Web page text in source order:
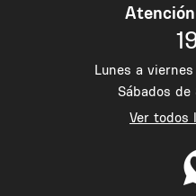
Lunes a
Sábados
Ver todos